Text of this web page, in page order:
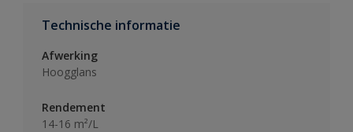
Technische informatie
Afwerking
Hoogglans
Rendement
14-16 m²/L